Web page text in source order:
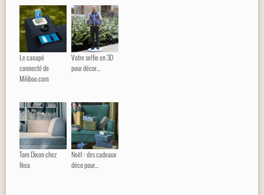
Le canapé
connecté de
Miliboo.com
Votre selfie en 3D
pour décor...
Tom Dixon chez
Ikea
Noël : des cadeaux
déco pour...